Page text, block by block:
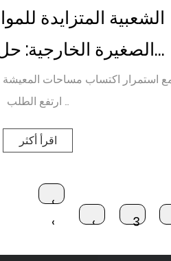
الشعبية المتزايدة
الصغيرة الخارجية:
وفعال للمساحات
استمرار اكتساب مساحات المعيشة
ارتفع الطلب ...
اقرأ أكثر
‹
‹
‹ 3